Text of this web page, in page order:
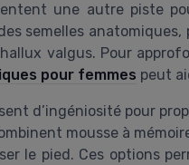
une autre piste
semelles
valgus. Pour
pour femmes peut
d’ingéniosité pour
mousse à
le pied. Ces options